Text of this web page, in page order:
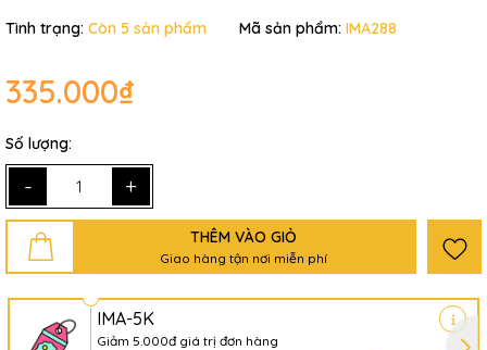
Tình trạng: Còn 5 sản phẩm Mã sản phẩm: IMA288
335.000₫
Số lượng:
- +
THÊM VÀO GIỎ
Giao hàng tận nơi miễn phí
IMA-5K
Giảm 5.000đ giá trị đơn hàng